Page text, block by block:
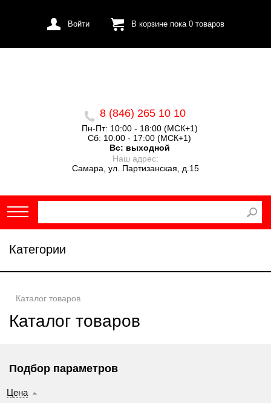
Войти В корзине пока 0товаров
8 (846) 265 10 10
Пн-Пт: 10:00 - 18:00 (МСК+1)
Сб: 10:00 - 17:00 (МСК+1)
Вс: выходной
Наш адрес:
Самара, ул. Партизанская, д.15
Категории
Каталог товаров
Каталог товаров
Подбор параметров
Цена